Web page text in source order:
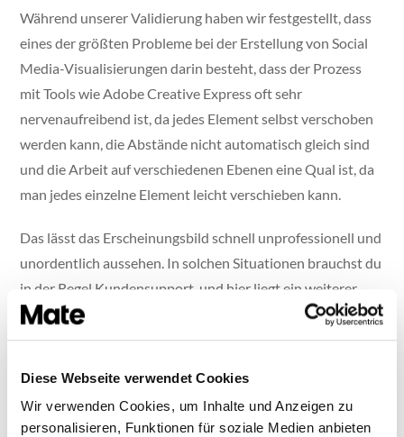
Diese Webseite verwendet Cookies
Wir verwenden Cookies, um Inhalte und Anzeigen zu
personalisieren, Funktionen für soziale Medien anbieten
Während unserer Validierung haben wir festgestellt, dass
eines der größten Probleme bei der Erstellung von Social
Media-Visualisierungen darin besteht, dass der Prozess
mit Tools wie Adobe Creative Express oft sehr
nervenaufreibend ist, da jedes Element selbst verschoben
werden kann, die Abstände nicht automatisch gleich sind
und die Arbeit auf verschiedenen Ebenen eine Qual ist, da
man jedes einzelne Element leicht verschieben kann.
Das lässt das Erscheinungsbild schnell unprofessionell und
unordentlich aussehen. In solchen Situationen brauchst du
in der Regel Kundensupport, und hier liegt ein weiterer
großer Unterschied. Mate bietet persönliche und direkte
Unterstützung, wenn ein Problem auftaucht. Das ist bei
musst.